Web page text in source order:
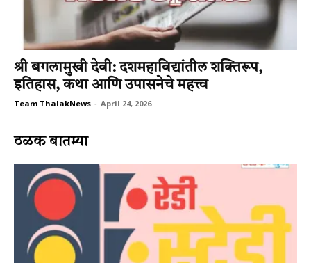
श्री बगलामुखी देवी: दशमहाविद्यांतील शक्तिरूप,
इतिहास, कथा आणि उपासनेचे महत्त्व
Team ThalakNews - April 24, 2026
ठळक बातम्या